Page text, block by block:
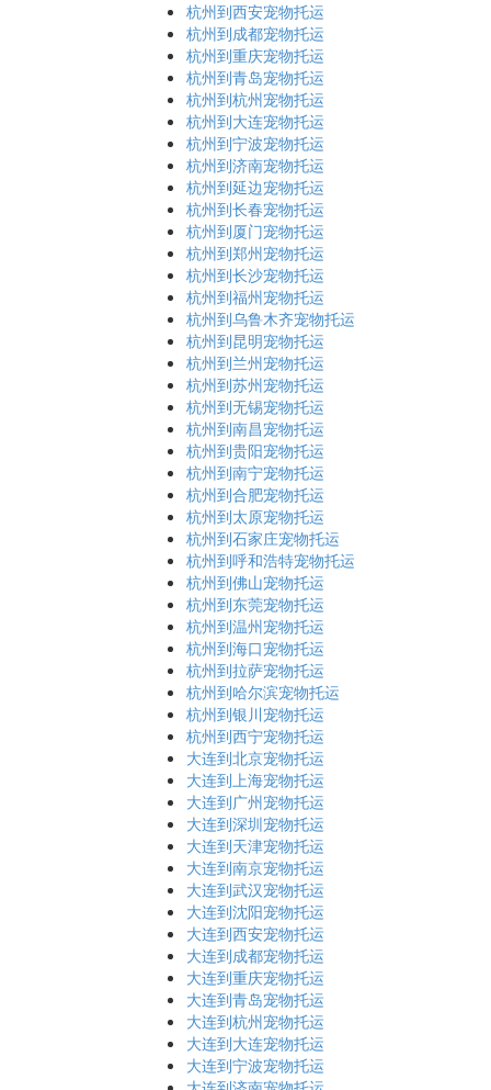
杭州到西安宠物托运
杭州到成都宠物托运
杭州到重庆宠物托运
杭州到青岛宠物托运
杭州到杭州宠物托运
杭州到大连宠物托运
杭州到宁波宠物托运
杭州到济南宠物托运
杭州到延边宠物托运
杭州到长春宠物托运
杭州到厦门宠物托运
杭州到郑州宠物托运
杭州到长沙宠物托运
杭州到福州宠物托运
杭州到乌鲁木齐宠物托运
杭州到昆明宠物托运
杭州到兰州宠物托运
杭州到苏州宠物托运
杭州到无锡宠物托运
杭州到南昌宠物托运
杭州到贵阳宠物托运
杭州到南宁宠物托运
杭州到合肥宠物托运
杭州到太原宠物托运
杭州到石家庄宠物托运
杭州到呼和浩特宠物托运
杭州到佛山宠物托运
杭州到东莞宠物托运
杭州到温州宠物托运
杭州到海口宠物托运
杭州到拉萨宠物托运
杭州到哈尔滨宠物托运
杭州到银川宠物托运
杭州到西宁宠物托运
大连到北京宠物托运
大连到上海宠物托运
大连到广州宠物托运
大连到深圳宠物托运
大连到天津宠物托运
大连到南京宠物托运
大连到武汉宠物托运
大连到沈阳宠物托运
大连到西安宠物托运
大连到成都宠物托运
大连到重庆宠物托运
大连到青岛宠物托运
大连到杭州宠物托运
大连到大连宠物托运
大连到宁波宠物托运